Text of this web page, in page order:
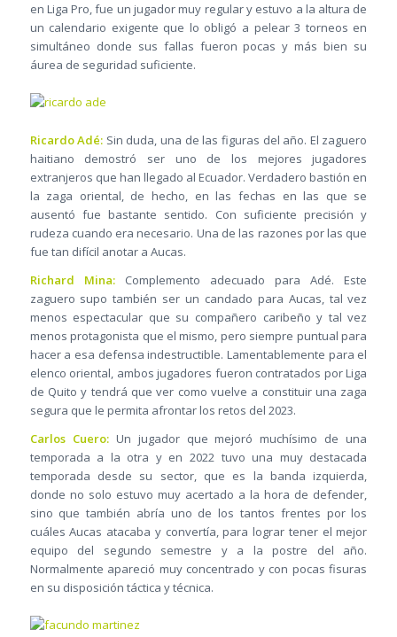
en Liga Pro, fue un jugador muy regular y estuvo a la altura de
un calendario exigente que lo obligó a pelear 3 torneos en
simultáneo donde sus fallas fueron pocas y más bien su
áurea de seguridad suficiente.
Ricardo Adé: Sin duda, una de las figuras del año. El zaguero
haitiano demostró ser uno de los mejores jugadores
extranjeros que han llegado al Ecuador. Verdadero bastión en
la zaga oriental, de hecho, en las fechas en las que se
ausentó fue bastante sentido. Con suficiente precisión y
rudeza cuando era necesario. Una de las razones por las que
fue tan difícil anotar a Aucas.
Richard Mina:Complemento adecuado para Adé. Este
zaguero supo también ser un candado para Aucas, tal vez
menos espectacular que su compañero caribeño y tal vez
menos protagonista que el mismo, pero siempre puntual para
hacer a esa defensa indestructible. Lamentablemente para el
elenco oriental, ambos jugadores fueron contratados por Liga
de Quito y tendrá que ver como vuelve a constituir una zaga
segura que le permita afrontar los retos del 2023.
Carlos Cuero:Un jugador que mejoró muchísimo de una
temporada a la otra y en 2022 tuvo una muy destacada
temporada desde su sector, que es la banda izquierda,
donde no solo estuvo muy acertado a la hora de defender,
sino que también abría uno de los tantos frentes por los
cuáles Aucas atacaba y convertía, para lograr tener el mejor
equipo del segundo semestre y a la postre del año.
Normalmente apareció muy concentrado y con pocas fisuras
en su disposición táctica y técnica.